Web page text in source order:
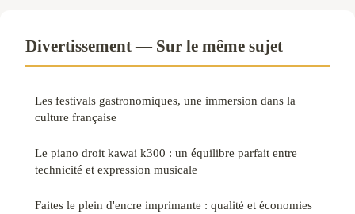
Divertissement — Sur le même sujet
Les festivals gastronomiques, une immersion dans la
culture française
Le piano droit kawai k300 : un équilibre parfait entre
technicité et expression musicale
Faites le plein d'encre imprimante : qualité et économies